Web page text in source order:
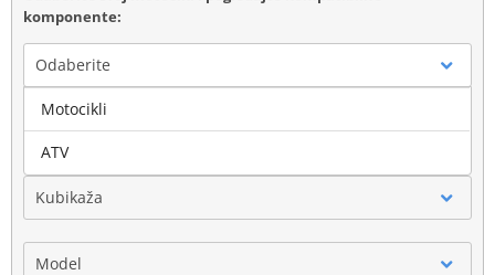
komponente:
Odaberite
Marka
Kubikaža
Model
Motocikli
ATV